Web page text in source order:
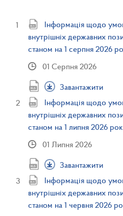
Інформація щодо
внутрішніх державних
станом на 1 серпня 2026
01 Серпня 2026
Завантажити
Інформація щодо
внутрішніх державних
станом на 1 липня 2026
01 Липня 2026
Завантажити
Інформація щодо
внутрішніх державних
станом на 1 червня 2026